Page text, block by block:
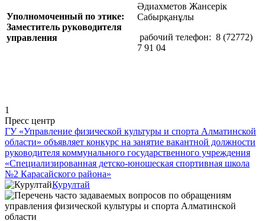
Уполномоченный по этике:
Заместитель руководителя
управления
Әдиахметов Жансерік
Сабырқанұлы
рабочий телефон: 8 (72772)
7 91 04
1
Пресс центр
ГУ «Управление физической культуры и спорта Алматинской
области» объявляет конкурс на занятие вакантной должности
руководителя коммунального государственного учреждения
«Специализированная детско-юношеская спортивная школа
№2 Карасайского района»
Курултай